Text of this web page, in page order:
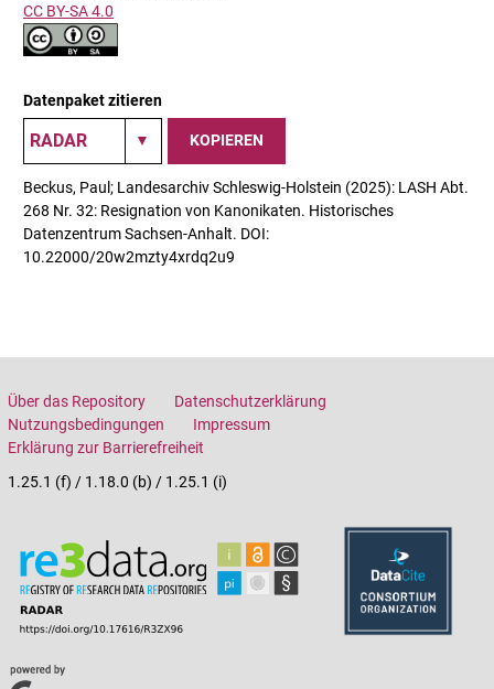
CC BY-SA 4.0
Datenpaket zitieren
KOPIEREN
Beckus, Paul; Landesarchiv Schleswig-Holstein (2025): LASH Abt.
268 Nr. 32: Resignation von Kanonikaten. Historisches
Datenzentrum Sachsen-Anhalt. DOI:
10.22000/20w2mzty4xrdq2u9
Über das Repository
Datenschutzerklärung
Nutzungsbedingungen
Impressum
Erklärung zur Barrierefreiheit
1.25.1 (f) / 1.18.0 (b) / 1.25.1 (i)